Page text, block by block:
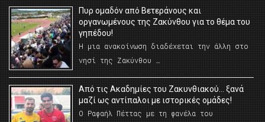
Πυρ ομαδόν από Βετεράνους και
οργανωμένους της Ζακύνθου για το θέμα του
γηπέδου!
Η μια ανακοίνωση διαδέχεται την άλλη στο
νησί της Ζακύνθου …
Από τις Ακαδημίες του Ζακυνθιακού… ξανά
μαζί ως αντίπαλοι με ιστορικές ομάδες!
Ο Ραφαήλ Πέττας με τη φανέλα του